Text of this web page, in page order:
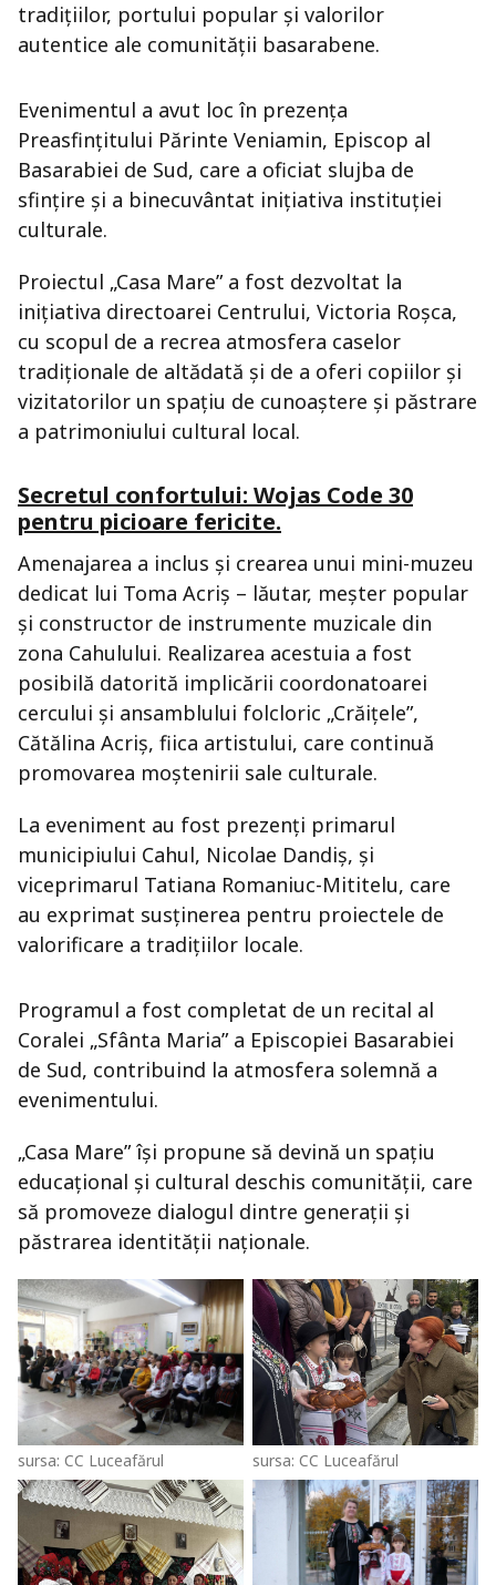
tradițiilor, portului popular și valorilor
autentice ale comunității basarabene.
Evenimentul a avut loc în prezența
Preasfințitului Părinte Veniamin, Episcop al
Basarabiei de Sud, care a oficiat slujba de
sfințire și a binecuvântat inițiativa instituției
culturale.
Proiectul „Casa Mare” a fost dezvoltat la
inițiativa directoarei Centrului, Victoria Roșca,
cu scopul de a recrea atmosfera caselor
tradiționale de altădată și de a oferi copiilor și
vizitatorilor un spațiu de cunoaștere și păstrare
a patrimoniului cultural local.
Secretul confortului: Wojas Code 30
pentru picioare fericite.
Amenajarea a inclus și crearea unui mini-muzeu
dedicat lui Toma Acriș – lăutar, meșter popular
și constructor de instrumente muzicale din
zona Cahulului. Realizarea acestuia a fost
posibilă datorită implicării coordonatoarei
cercului și ansamblului folcloric „Crăițele”,
Cătălina Acriș, fiica artistului, care continuă
promovarea moștenirii sale culturale.
La eveniment au fost prezenți primarul
municipiului Cahul, Nicolae Dandiș, și
viceprimarul Tatiana Romaniuc-Mititelu, care
au exprimat susținerea pentru proiectele de
valorificare a tradițiilor locale.
Programul a fost completat de un recital al
Coralei „Sfânta Maria” a Episcopiei Basarabiei
de Sud, contribuind la atmosfera solemnă a
evenimentului.
„Casa Mare” își propune să devină un spațiu
educațional și cultural deschis comunității, care
să promoveze dialogul dintre generații și
păstrarea identității naționale.
sursa: CC Luceafărul sursa: CC Luceafărul